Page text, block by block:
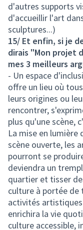
d'autres supports
d'accueillir l'art
sculptures...)
15/ Et enfin, si je
dirais "Mon projet
mes 3 meilleurs
- Un espace
offre un lieu où
leurs origines ou
rencontrer,
plus qu'une scène,
La mise en lumière
scène ouverte, les
pourront se
deviendra un
quartier et tisser
culture à portée de
activités
enrichira la vie
culture accessible,